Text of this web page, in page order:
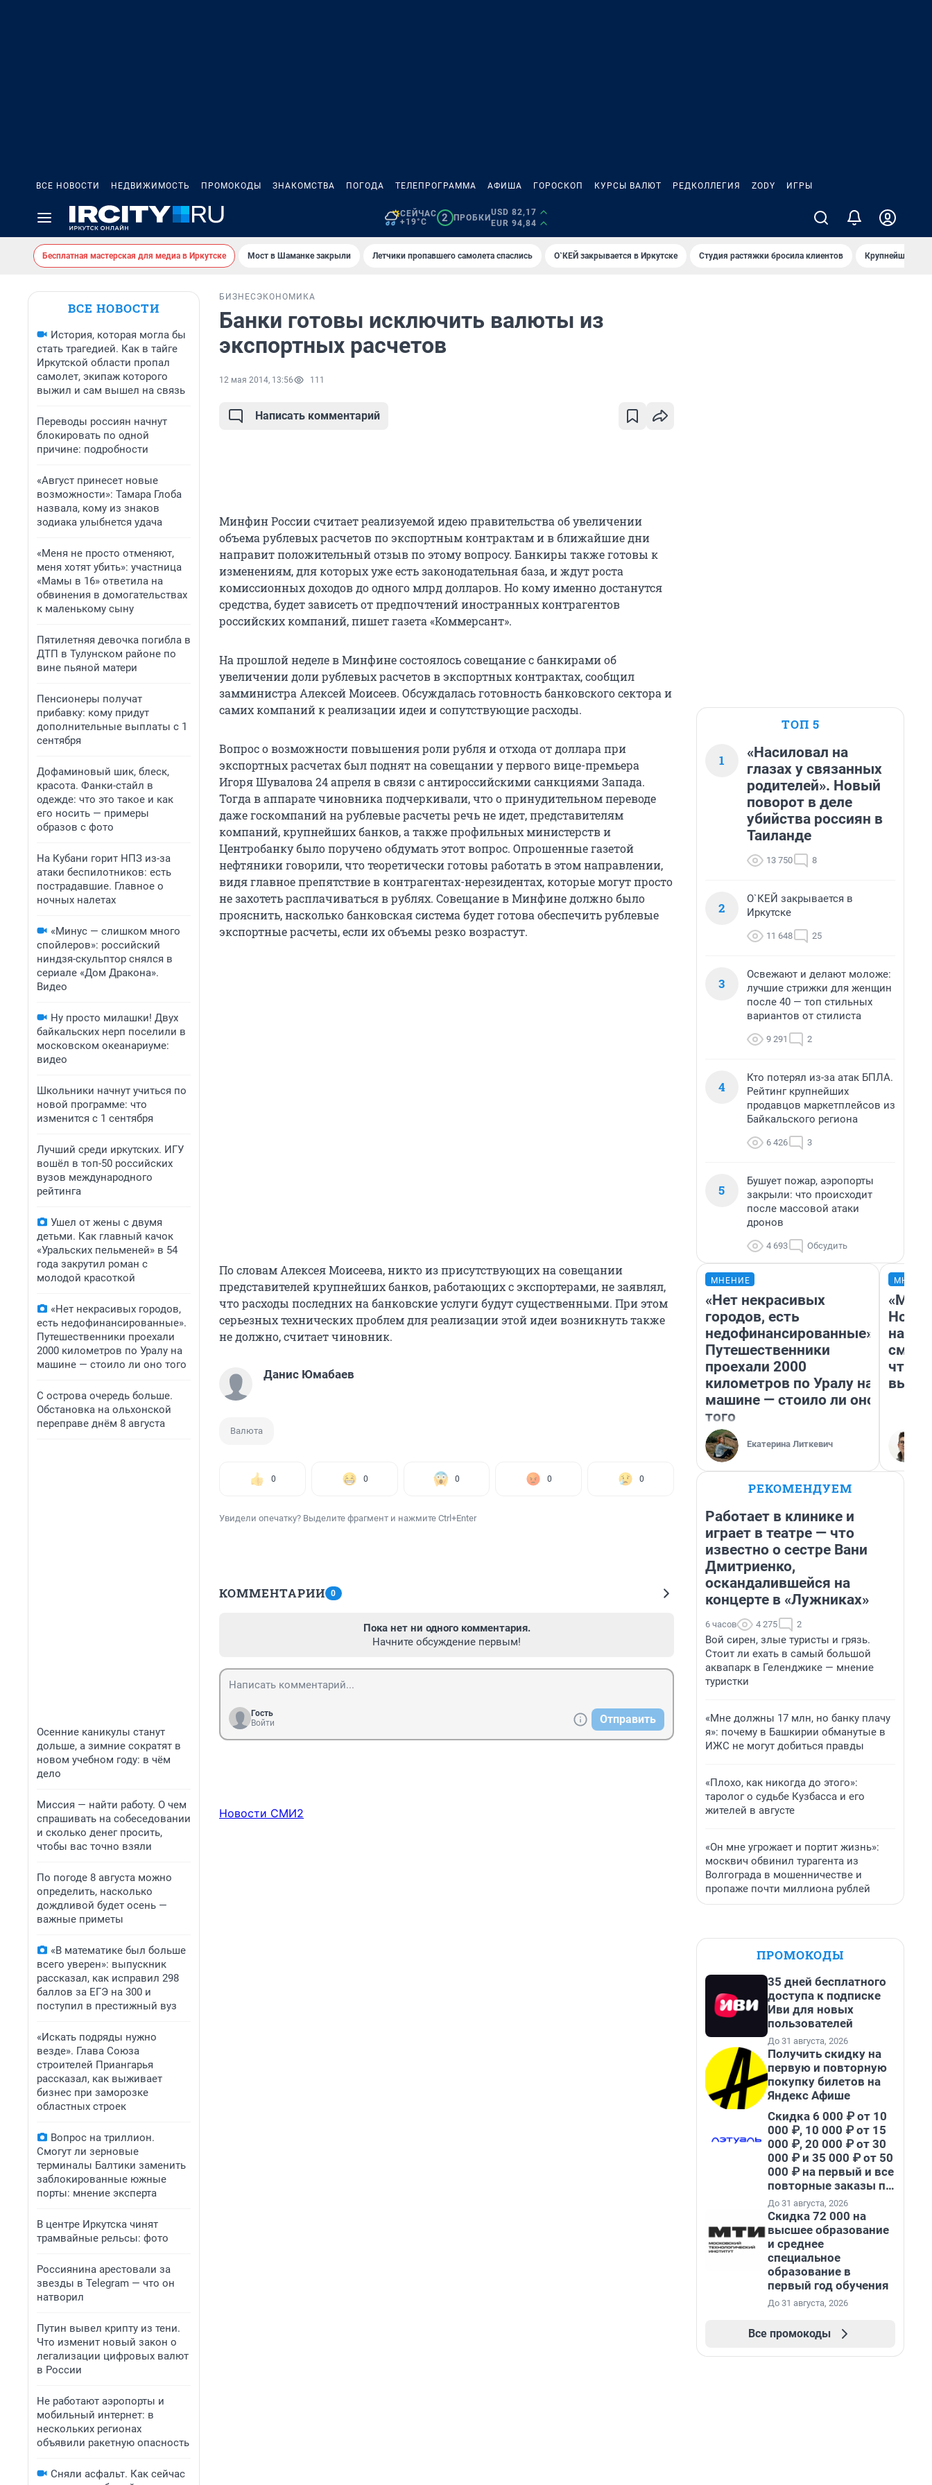
ВСЕ НОВОСТИ НЕДВИЖИМОСТЬ ПРОМОКОДЫ ЗНАКОМСТВА ПОГОДА ТЕЛЕПРОГРАММА АФИША ГОРОСКОП КУРСЫ ВАЛЮТ РЕДКОЛЛЕГИЯ ZODY ИГРЫ
СЕЙЧАС
+19°C
2 ПРОБКИ
USD 82,17
EUR 94,84
Бесплатная мастерская для медиа в Иркутске Мост в Шаманке закрыли Летчики пропавшего самолета спаслись О`КЕЙ закрывается в Иркутске Студия растяжки бросила клиентов Крупнейшие
ВСЕ НОВОСТИ
История, которая могла бы
стать трагедией. Как в тайге
Иркутской области пропал
самолет, экипаж которого
выжил и сам вышел на связь
Переводы россиян начнут
блокировать по одной
причине: подробности
«Август принесет новые
возможности»: Тамара Глоба
назвала, кому из знаков
зодиака улыбнется удача
«Меня не просто отменяют,
меня хотят убить»: участница
«Мамы в 16» ответила на
обвинения в домогательствах
к маленькому сыну
Пятилетняя девочка погибла в
ДТП в Тулунском районе по
вине пьяной матери
Пенсионеры получат
прибавку: кому придут
дополнительные выплаты с 1
сентября
Дофаминовый шик, блеск,
красота. Фанки-стайл в
одежде: что это такое и как
его носить — примеры
образов с фото
На Кубани горит НПЗ из-за
атаки беспилотников: есть
пострадавшие. Главное о
ночных налетах
«Минус — слишком много
спойлеров»: российский
ниндзя-скульптор снялся в
сериале «Дом Дракона».
Видео
Ну просто милашки! Двух
байкальских нерп поселили в
московском океанариуме:
видео
Школьники начнут учиться по
новой программе: что
изменится с 1 сентября
Лучший среди иркутских. ИГУ
вошёл в топ-50 российских
вузов международного
рейтинга
Ушел от жены с двумя
детьми. Как главный качок
«Уральских пельменей» в 54
года закрутил роман с
молодой красоткой
«Нет некрасивых городов,
есть недофинансированные».
Путешественники проехали
2000 километров по Уралу на
машине — стоило ли оно того
С острова очередь больше.
Обстановка на ольхонской
переправе днём 8 августа
Осенние каникулы станут
дольше, а зимние сократят в
новом учебном году: в чём
дело
Миссия — найти работу. О чем
спрашивать на собеседовании
и сколько денег просить,
чтобы вас точно взяли
По погоде 8 августа можно
определить, насколько
дождливой будет осень —
важные приметы
«В математике был больше
всего уверен»: выпускник
рассказал, как исправил 298
баллов за ЕГЭ на 300 и
поступил в престижный вуз
«Искать подряды нужно
везде». Глава Союза
строителей Приангарья
рассказал, как выживает
бизнес при заморозке
областных строек
Вопрос на триллион.
Смогут ли зерновые
терминалы Балтики заменить
заблокированные южные
порты: мнение эксперта
В центре Иркутска чинят
трамвайные рельсы: фото
Россиянина арестовали за
звезды в Telegram — что он
натворил
Путин вывел крипту из тени.
Что изменит новый закон о
легализации цифровых валют
в России
Не работают аэропорты и
мобильный интернет: в
нескольких регионах
объявили ракетную опасность
Сняли асфальт. Как сейчас
БИЗНЕС ЭКОНОМИКА
Банки готовы исключить валюты из
экспортных расчетов
12 мая 2014, 13:56 111
Написать комментарий
Минфин России считает реализуемой идею правительства об увеличении
объема рублевых расчетов по экспортным контрактам и в ближайшие дни
направит положительный отзыв по этому вопросу. Банкиры также готовы к
изменениям, для которых уже есть законодательная база, и ждут роста
комиссионных доходов до одного млрд долларов. Но кому именно достанутся
средства, будет зависеть от предпочтений иностранных контрагентов
российских компаний, пишет газета «Коммерсант».
На прошлой неделе в Минфине состоялось совещание с банкирами об
увеличении доли рублевых расчетов в экспортных контрактах, сообщил
замминистра Алексей Моисеев. Обсуждалась готовность банковского сектора и
самих компаний к реализации идеи и сопутствующие расходы.
Вопрос о возможности повышения роли рубля и отхода от доллара при
экспортных расчетах был поднят на совещании у первого вице-премьера
Игоря Шувалова 24 апреля в связи с антироссийскими санкциями Запада.
Тогда в аппарате чиновника подчеркивали, что о принудительном переводе
даже госкомпаний на рублевые расчеты речь не идет, представителям
компаний, крупнейших банков, а также профильных министерств и
Центробанку было поручено обдумать этот вопрос. Опрошенные газетой
нефтяники говорили, что теоретически готовы работать в этом направлении,
видя главное препятствие в контрагентах-нерезидентах, которые могут просто
не захотеть расплачиваться в рублях. Совещание в Минфине должно было
прояснить, насколько банковская система будет готова обеспечить рублевые
экспортные расчеты, если их объемы резко возрастут.
По словам Алексея Моисеева, никто из присутствующих на совещании
представителей крупнейших банков, работающих с экспортерами, не заявлял,
что расходы последних на банковские услуги будут существенными. При этом
серьезных технических проблем для реализации этой идеи возникнуть также
не должно, считает чиновник.
Данис Юмабаев
Валюта
0 0 0 0 0
Увидели опечатку? Выделите фрагмент и нажмите Ctrl+Enter
КОММЕНТАРИИ 0
Пока нет ни одного комментария.
Начните обсуждение первым!
Гость
Войти
Отправить
Новости СМИ2
ТОП 5
1
«Насиловал на
глазах у связанных
родителей». Новый
поворот в деле
убийства россиян в
Таиланде
13 750 8
2
О`КЕЙ закрывается в
Иркутске
11 648 25
3
Освежают и делают моложе:
лучшие стрижки для женщин
после 40 — топ стильных
вариантов от стилиста
9 291 2
4
Кто потерял из-за атак БПЛА.
Рейтинг крупнейших
продавцов маркетплейсов из
Байкальского региона
6 426 3
5
Бушует пожар, аэропорты
закрыли: что происходит
после массовой атаки
дронов
4 693 Обсудить
МНЕНИЕ
«Нет некрасивых
городов, есть
недофинансированные».
Путешественники
проехали 2000
километров по Уралу на
машине — стоило ли оно
того
Екатерина Литкевич
«Мы
РЕКОМЕНДУЕМ
Работает в клинике и
играет в театре — что
известно о сестре Вани
Дмитриенко,
оскандалившейся на
концерте в «Лужниках»
6 часов 4 275 2
Вой сирен, злые туристы и грязь.
Стоит ли ехать в самый большой
аквапарк в Геленджике — мнение
туристки
«Мне должны 17 млн, но банку плачу
я»: почему в Башкирии обманутые в
ИЖС не могут добиться правды
«Плохо, как никогда до этого»:
таролог о судьбе Кузбасса и его
жителей в августе
«Он мне угрожает и портит жизнь»:
москвич обвинил турагента из
Волгограда в мошенничестве и
пропаже почти миллиона рублей
ПРОМОКОДЫ
35 дней бесплатного
доступа к подписке
Иви для новых
пользователей
До 31 августа, 2026
Получить скидку на
первую и повторную
покупку билетов на
Яндекс Афише
Скидка 6 000 ₽ от 10
000 ₽, 10 000 ₽ от 15
000 ₽, 20 000 ₽ от 30
000 ₽ и 35 000 ₽ от 50
000 ₽ на первый и все
повторные заказы по
промокоду НАБЕРИ
До 31 августа, 2026
Скидка 72 000 на
высшее образование
и среднее
специальное
образование в
первый год обучения
До 31 августа, 2026
Все промокоды